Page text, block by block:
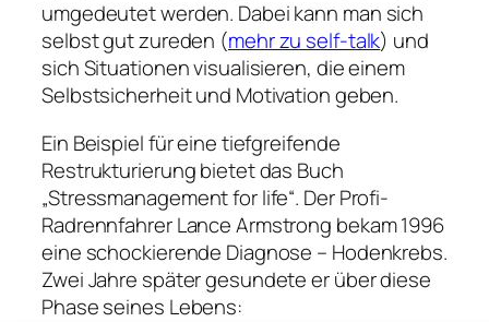
umgedeutet werden. Dabei kann man sich
selbst gut zureden (mehr zu self-talk) und
sich Situationen visualisieren, die einem
Selbstsicherheit und Motivation geben.
Ein Beispiel für eine tiefgreifende
Restrukturierung bietet das Buch
„Stressmanagement for life“. Der Profi-
Radrennfahrer Lance Armstrong bekam 1996
eine schockierende Diagnose – Hodenkrebs.
Zwei Jahre später gesundete er über diese
Phase seines Lebens: